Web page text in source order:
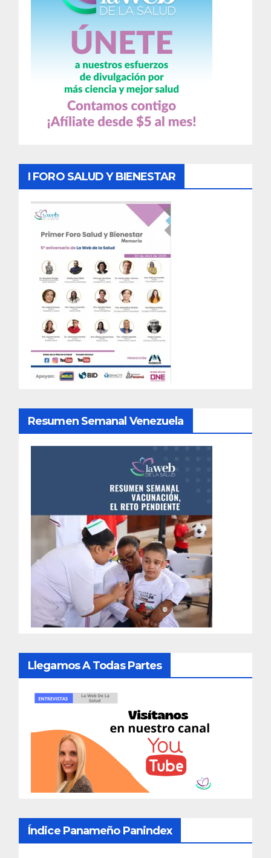
I FORO SALUD Y BIENESTAR
Resumen Semanal Venezuela
Llegamos A Todas Partes
Índice Panameño Panindex